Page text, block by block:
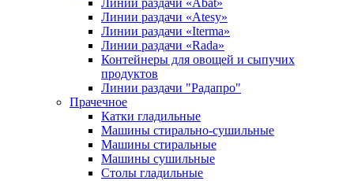
Линии раздачи «Abat»
Линии раздачи «Atesy»
Линии раздачи «Iterma»
Линии раздачи «Rada»
Контейнеры для овощей и сыпучих
продуктов
Линии раздачи "Радапро"
Прачечное
Катки гладильные
Машины стирально-сушильные
Машины стиральные
Машины сушильные
Столы гладильные